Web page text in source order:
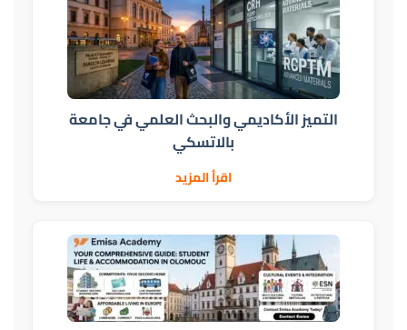
التميز الأكاديمي والبحث العلمي في جامعة
بالاتسكي
اقرأ المزيد